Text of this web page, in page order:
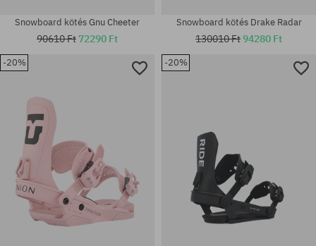
Snowboard kötés Gnu Cheeter
90610 Ft 72290 Ft
Snowboard kötés Drake Radar
130010 Ft94280 Ft
-20% -20%